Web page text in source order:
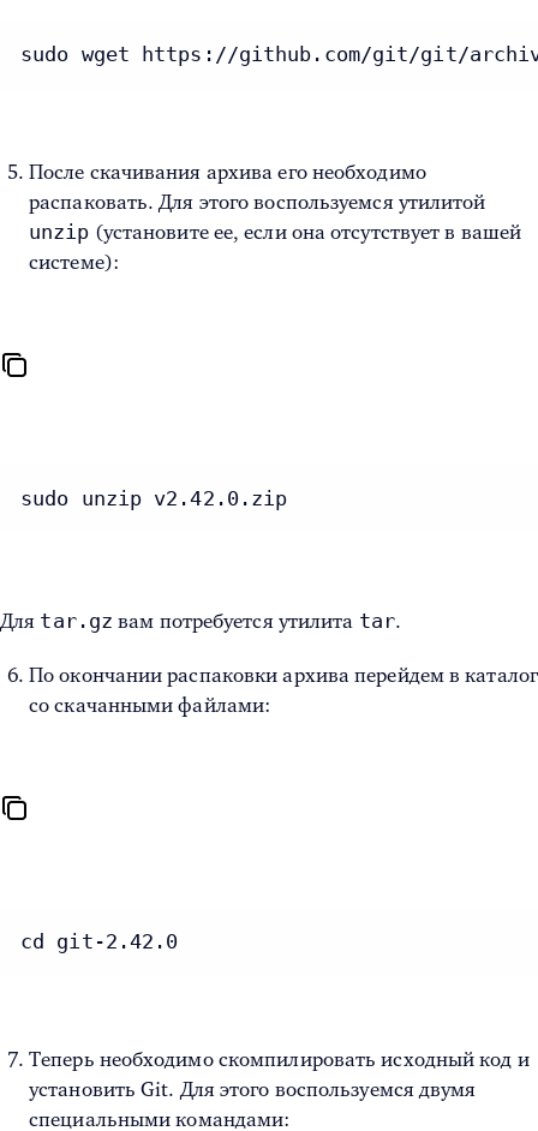
sudo wget https://github.com/git/git/
После скачивания архива его необходимо
распаковать. Для этого воспользуемся утилитой
unzip (установите ее, если она отсутствует в вашей
системе):
sudo unzip v2.42.0.zip
Для tar.gz вам потребуется утилита tar.
По окончании распаковки архива перейдем в каталог
со скачанными файлами:
cd git-2.42.0
Теперь необходимо скомпилировать исходный код и
установить Git. Для этого воспользуемся двумя
специальными командами: